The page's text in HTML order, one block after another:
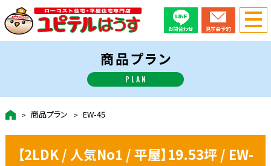
商品プラン
PLAN
商品プラン EW-45
【2LDK / 人気No1 / 平屋】19.53坪 / EW-